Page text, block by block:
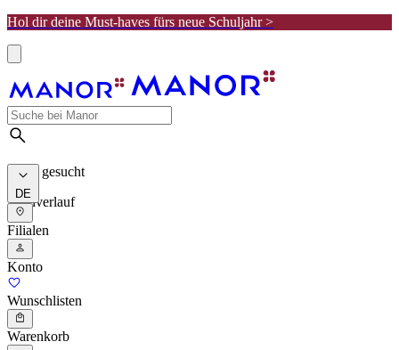
Hol dir deine Must-haves fürs neue Schuljahr >
Meist gesucht
Suchverlauf
DE
Filialen
Konto
Wunschlisten
Warenkorb